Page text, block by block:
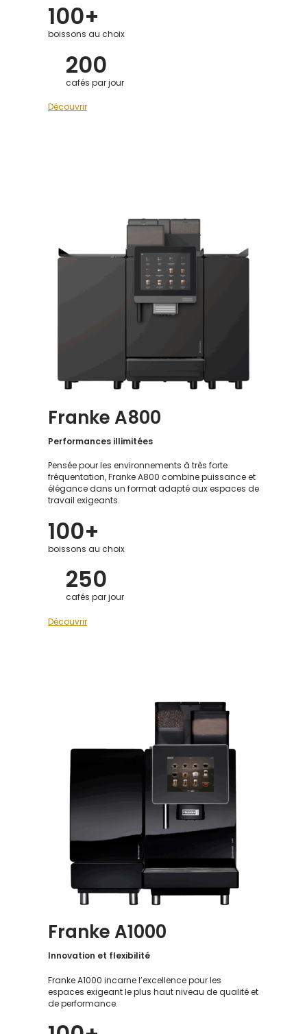
100+
boissons au choix
200
cafés par jour
Découvrir
Franke A800
Performances illimitées
Pensée pour les environnements à très forte
fréquentation, Franke A800 combine puissance et
élégance dans un format adapté aux espaces de
travail exigeants.
100+
boissons au choix
250
cafés par jour
Découvrir
Franke A1000
Innovation et flexibilité
Franke A1000 incarne l’excellence pour les
espaces exigeant le plus haut niveau de qualité et
de performance.